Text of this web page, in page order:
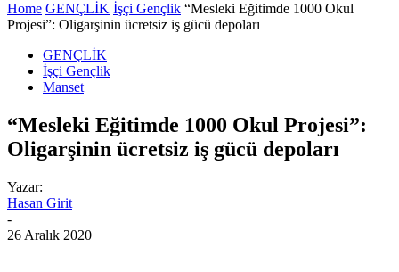
Home GENÇLİK İşçi Gençlik “Mesleki Eğitimde 1000 Okul
Projesi”: Oligarşinin ücretsiz iş gücü depoları
GENÇLİK
İşçi Gençlik
Manset
“Mesleki Eğitimde 1000 Okul Projesi”:
Oligarşinin ücretsiz iş gücü depoları
Yazar:
Hasan Girit
-
26 Aralık 2020